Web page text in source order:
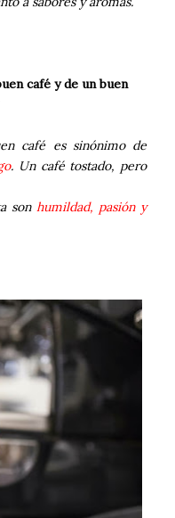
café y de un buen
café es sinónimo de
. Un café tostado, pero
son humildad, pasión y